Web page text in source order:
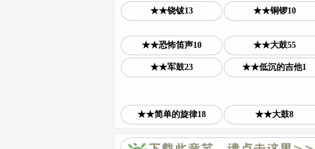
★★铙钹13 ★★铜锣10
★★恐怖笛声10 ★★大鼓55
★★军鼓23 ★★低沉的吉他1
★★简单的旋律18 ★★大鼓8